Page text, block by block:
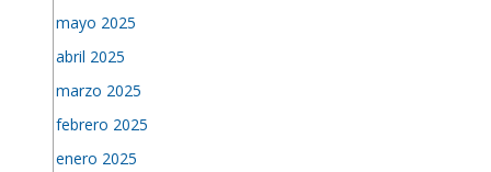
mayo 2025
abril 2025
marzo 2025
febrero 2025
enero 2025